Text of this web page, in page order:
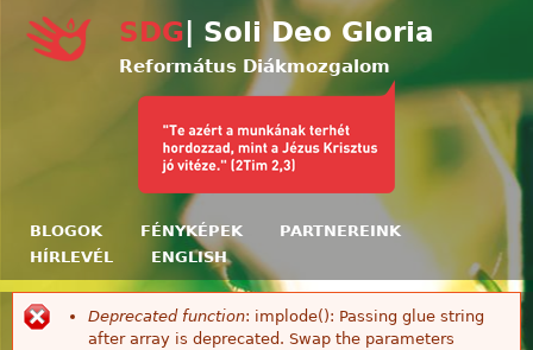
Ugrás a tartalomra
SDG | Soli Deo Gloria
Református Diákmozgalom
BLOGOK FÉNYKÉPEK
PARTNEREINK
HÍRLEVÉL
ENGLISH
Hibaüzenet
Deprecated function: implode(): Passing glue string
after array is deprecated. Swap the parameters